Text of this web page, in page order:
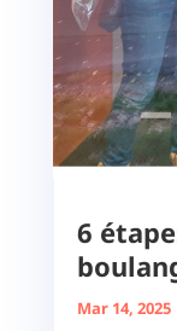
6
Mar 14, 2025